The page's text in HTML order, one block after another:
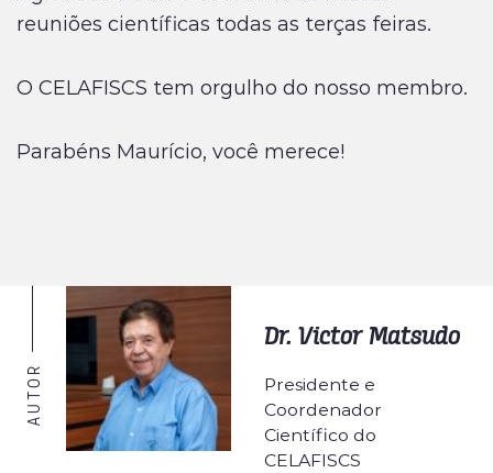
reuniões científicas todas as terças feiras.
O CELAFISCS tem orgulho do nosso membro.
Parabéns Maurício, você merece!
AUTOR
Dr. Victor Matsudo
Presidente e
Coordenador
Científico do
CELAFISCS